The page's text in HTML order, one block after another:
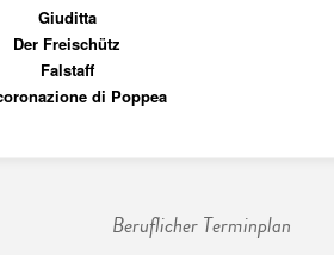
Giuditta
Der Freischütz
Falstaff
di Poppea
Beruflicher Terminplan